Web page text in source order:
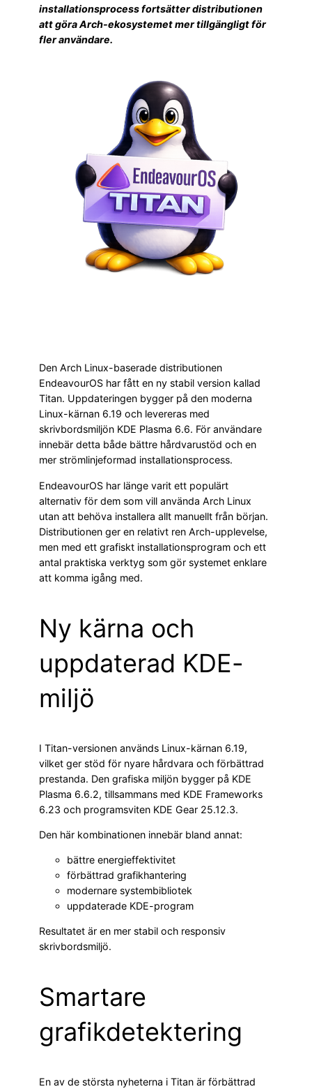
installationsprocess fortsätter distributionen
att göra Arch-ekosystemet mer tillgängligt för
fler användare.
Den Arch Linux-baserade distributionen
EndeavourOS har fått en ny stabil version kallad
Titan. Uppdateringen bygger på den moderna
Linux-kärnan 6.19 och levereras med
skrivbordsmiljön KDE Plasma 6.6. För användare
innebär detta både bättre hårdvarustöd och en
mer strömlinjeformad installationsprocess.
EndeavourOS har länge varit ett populärt
alternativ för dem som vill använda Arch Linux
utan att behöva installera allt manuellt från början.
Distributionen ger en relativt ren Arch-upplevelse,
men med ett grafiskt installationsprogram och ett
antal praktiska verktyg som gör systemet enklare
att komma igång med.
Ny kärna och
uppdaterad KDE-
miljö
I Titan-versionen används Linux-kärnan 6.19,
vilket ger stöd för nyare hårdvara och förbättrad
prestanda. Den grafiska miljön bygger på KDE
Plasma 6.6.2, tillsammans med KDE Frameworks
6.23 och programsviten KDE Gear 25.12.3.
Den här kombinationen innebär bland annat:
bättre energieffektivitet
förbättrad grafikhantering
modernare systembibliotek
uppdaterade KDE-program
Resultatet är en mer stabil och responsiv
skrivbordsmiljö.
Smartare
grafikdetektering
En av de största nyheterna i Titan är förbättrad